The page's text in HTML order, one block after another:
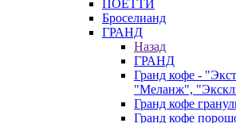
ПОЕТТИ
Броселианд
ГРАНД
Назад
ГРАНД
Гранд кофе -
"Меланж",
Гранд кофе
Гранд кофе